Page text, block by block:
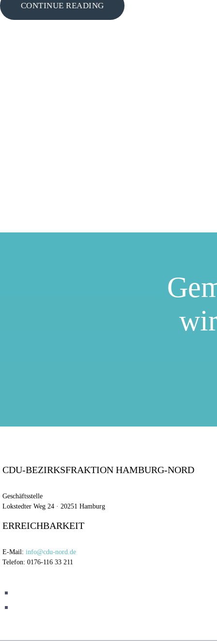
CONTINUE READING
CDU-BEZIRKSFRAKTION HAMBURG-NORD
Geschäftsstelle
Lokstedter Weg 24 · 20251 Hamburg
ERREICHBARKEIT
E-Mail: info@cdu-nord.de
Telefon: 0176-116 33 211